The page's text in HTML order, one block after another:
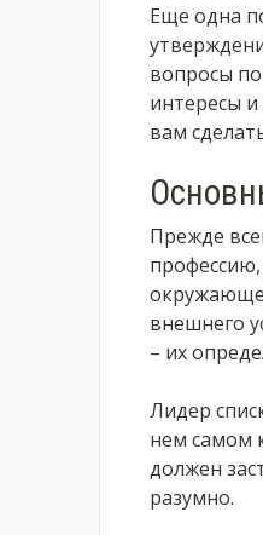
Еще одна
вопросы
интересы
вам
Прежде
внешнего
– их
Лидер
нем самом
должен
разумно.